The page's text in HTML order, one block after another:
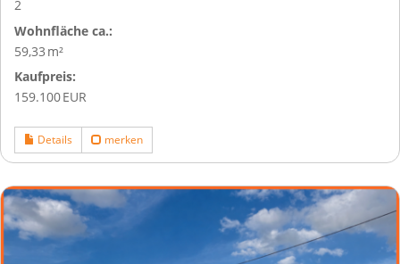
2
Wohnfläche ca.:
59,33 m²
Kaufpreis:
159.100 EUR
Details merken